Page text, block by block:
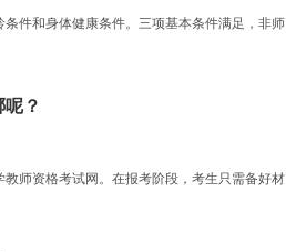
件和身体健康条件。三项基本条件满足，非师
？
师资格考试网。在报考阶段，考生只需备好材
报名时间
资格认定